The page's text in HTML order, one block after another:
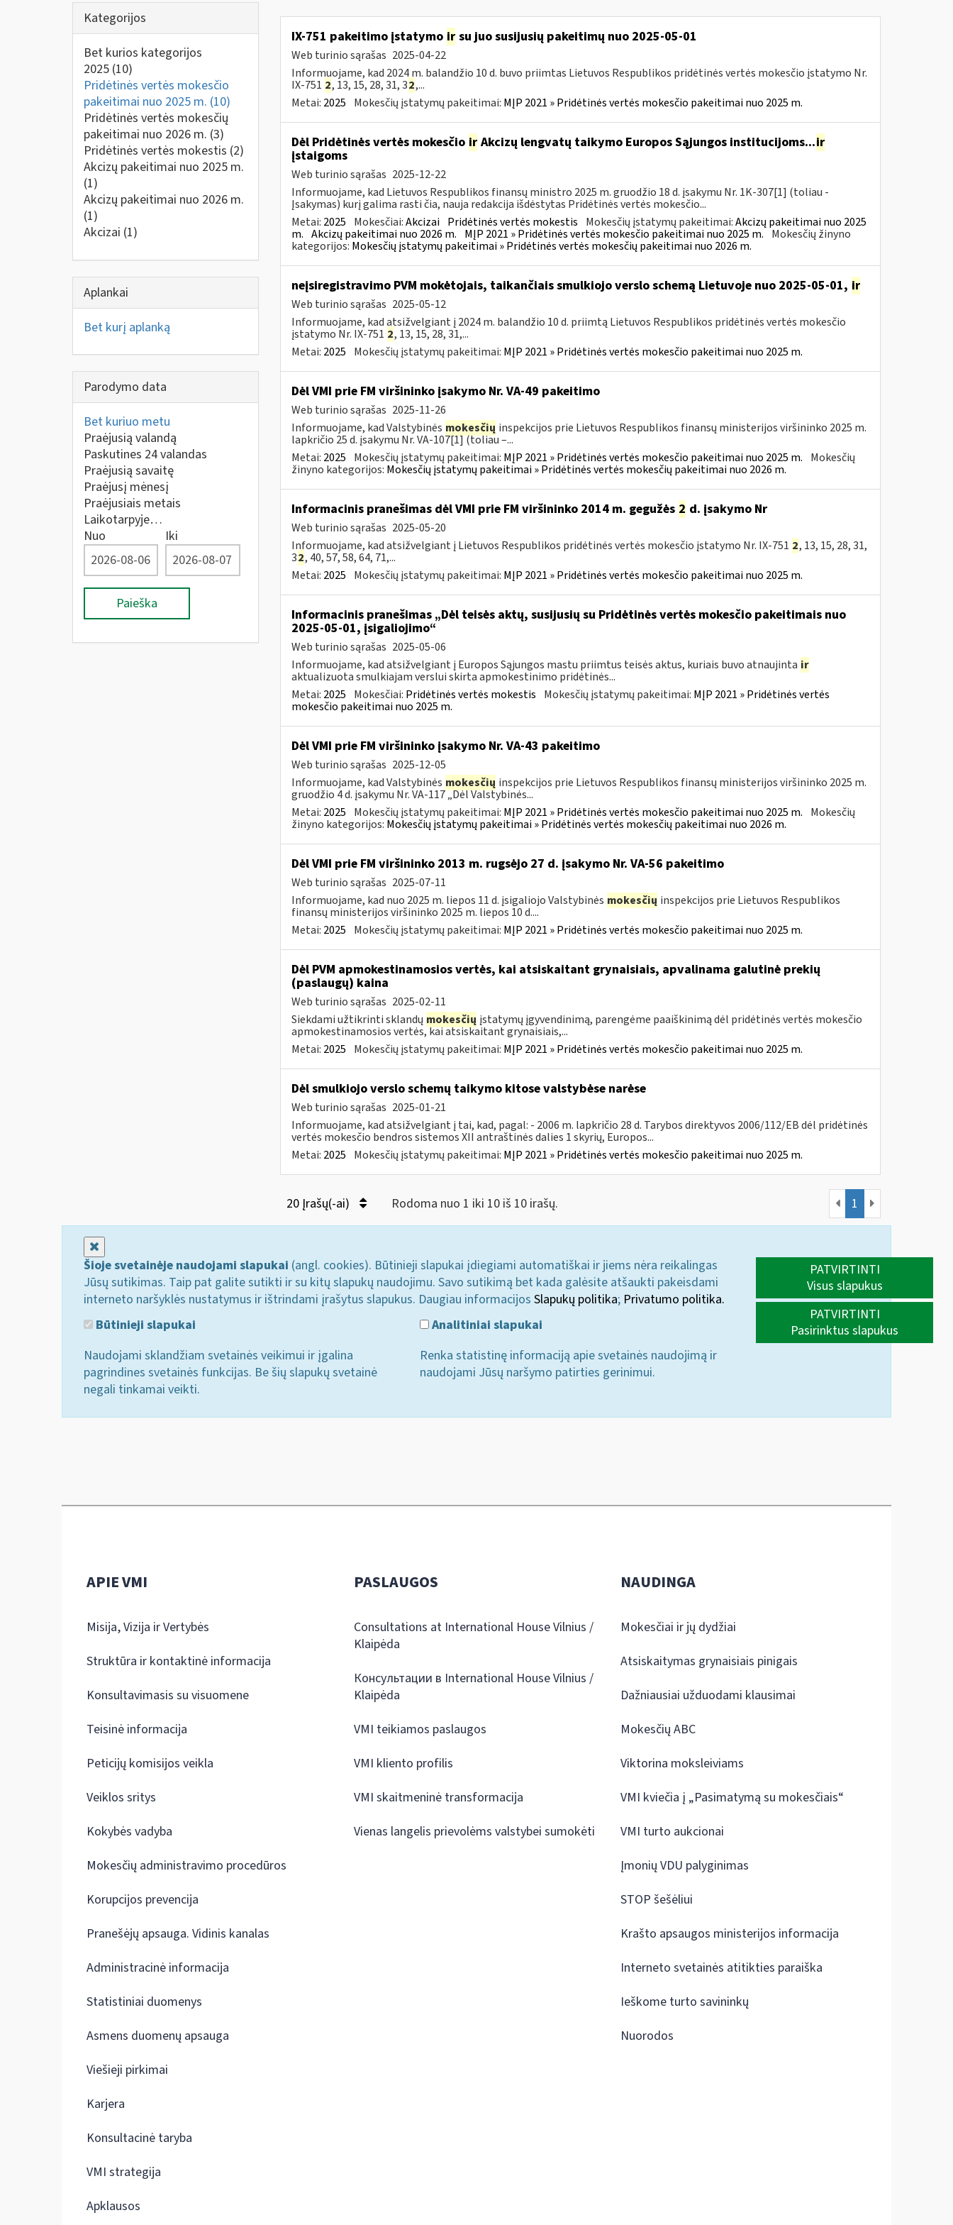
Kategorijos
Bet kurios kategorijos
2025 (10)
Pridėtinės vertės mokesčio
pakeitimai nuo 2025 m. (10)
Pridėtinės vertės mokesčių
pakeitimai nuo 2026 m. (3)
Pridėtinės vertės mokestis (2)
Akcizų pakeitimai nuo 2025 m.
(1)
Akcizų pakeitimai nuo 2026 m.
(1)
Akcizai (1)
Aplankai
Bet kurį aplanką
Parodymo data
Bet kuriuo metu
Praėjusią valandą
Paskutines 24 valandas
Praėjusią savaitę
Praėjusį mėnesį
Praėjusiais metais
Laikotarpyje…
Nuo
Iki
Paieška
IX-751 pakeitimo įstatymo irsu juo susijusių pakeitimų nuo 2025-05-01
Web turinio sąrašas 2025-04-22
Informuojame, kad 2024 m. balandžio 10 d. buvo priimtas Lietuvos Respublikos pridėtinės vertės mokesčio įstatymo Nr.
IX-751 2, 13, 15, 28, 31, 32,...
Metai: 2025 Mokesčių įstatymų pakeitimai: MĮP 2021 » Pridėtinės vertės mokesčio pakeitimai nuo 2025 m.
Dėl Pridėtinės vertės mokesčio irAkcizų lengvatų taikymo Europos Sąjungos institucijoms...ir
įstaigoms
Web turinio sąrašas 2025-12-22
Informuojame, kad Lietuvos Respublikos finansų ministro 2025 m. gruodžio 18 d. įsakymu Nr. 1K-307[1] (toliau -
Įsakymas) kurį galima rasti čia, nauja redakcija išdėstytas Pridėtinės vertės mokesčio...
Metai: 2025 Mokesčiai:Akcizai Pridėtinės vertės mokestis Mokesčių įstatymų pakeitimai:Akcizų pakeitimai nuo 2025
m. Akcizų pakeitimai nuo 2026 m. MĮP 2021 » Pridėtinės vertės mokesčio pakeitimai nuo 2025 m. Mokesčių žinyno
kategorijos: Mokesčių įstatymų pakeitimai » Pridėtinės vertės mokesčių pakeitimai nuo 2026 m.
neįsiregistravimo PVM mokėtojais, taikančiais smulkiojo verslo schemą Lietuvoje nuo 2025-05-01, ir
Web turinio sąrašas 2025-05-12
Informuojame, kad atsižvelgiant į 2024 m. balandžio 10 d. priimtą Lietuvos Respublikos pridėtinės vertės mokesčio
įstatymo Nr. IX-751 2, 13, 15, 28, 31,...
Metai: 2025 Mokesčių įstatymų pakeitimai: MĮP 2021 » Pridėtinės vertės mokesčio pakeitimai nuo 2025 m.
Dėl VMI prie FM viršininko įsakymo Nr. VA-49 pakeitimo
Web turinio sąrašas 2025-11-26
Informuojame, kad Valstybinės mokesčių inspekcijos prie Lietuvos Respublikos finansų ministerijos viršininko 2025 m.
lapkričio 25 d. įsakymu Nr. VA-107[1] (toliau –...
Metai: 2025 Mokesčių įstatymų pakeitimai: MĮP 2021 » Pridėtinės vertės mokesčio pakeitimai nuo 2025 m. Mokesčių
žinyno kategorijos: Mokesčių įstatymų pakeitimai » Pridėtinės vertės mokesčių pakeitimai nuo 2026 m.
Informacinis pranešimas dėl VMI prie FM viršininko 2014 m. gegužės 2 d. įsakymo Nr
Web turinio sąrašas 2025-05-20
Informuojame, kad atsižvelgiant į Lietuvos Respublikos pridėtinės vertės mokesčio įstatymo Nr. IX-751 2, 13, 15, 28, 31,
32, 40, 57, 58, 64, 71,...
Metai: 2025 Mokesčių įstatymų pakeitimai: MĮP 2021 » Pridėtinės vertės mokesčio pakeitimai nuo 2025 m.
Informacinis pranešimas „Dėl teisės aktų, susijusių su Pridėtinės vertės mokesčio pakeitimais nuo
2025-05-01, įsigaliojimo“
Web turinio sąrašas 2025-05-06
Informuojame, kad atsižvelgiant į Europos Sąjungos mastu priimtus teisės aktus, kuriais buvo atnaujinta ir
aktualizuota smulkiajam verslui skirta apmokestinimo pridėtinės...
Metai: 2025 Mokesčiai: Pridėtinės vertės mokestis Mokesčių įstatymų pakeitimai: MĮP 2021 » Pridėtinės vertės
mokesčio pakeitimai nuo 2025 m.
Dėl VMI prie FM viršininko įsakymo Nr. VA-43 pakeitimo
Web turinio sąrašas 2025-12-05
Informuojame, kad Valstybinės mokesčių inspekcijos prie Lietuvos Respublikos finansų ministerijos viršininko 2025 m.
gruodžio 4 d. įsakymu Nr. VA-117 „Dėl Valstybinės...
Metai: 2025 Mokesčių įstatymų pakeitimai: MĮP 2021 » Pridėtinės vertės mokesčio pakeitimai nuo 2025 m. Mokesčių
žinyno kategorijos: Mokesčių įstatymų pakeitimai » Pridėtinės vertės mokesčių pakeitimai nuo 2026 m.
Dėl VMI prie FM viršininko 2013 m. rugsėjo 27 d. įsakymo Nr. VA-56 pakeitimo
Web turinio sąrašas 2025-07-11
Informuojame, kad nuo 2025 m. liepos 11 d. įsigaliojo Valstybinės mokesčių inspekcijos prie Lietuvos Respublikos
finansų ministerijos viršininko 2025 m. liepos 10 d....
Metai: 2025 Mokesčių įstatymų pakeitimai: MĮP 2021 » Pridėtinės vertės mokesčio pakeitimai nuo 2025 m.
Dėl PVM apmokestinamosios vertės, kai atsiskaitant grynaisiais, apvalinama galutinė prekių
(paslaugų) kaina
Web turinio sąrašas 2025-02-11
Siekdami užtikrinti sklandų mokesčių įstatymų įgyvendinimą, parengėme paaiškinimą dėl pridėtinės vertės mokesčio
apmokestinamosios vertės, kai atsiskaitant grynaisiais,...
Metai: 2025 Mokesčių įstatymų pakeitimai: MĮP 2021 » Pridėtinės vertės mokesčio pakeitimai nuo 2025 m.
Dėl smulkiojo verslo schemų taikymo kitose valstybėse narėse
Web turinio sąrašas 2025-01-21
Informuojame, kad atsižvelgiant į tai, kad, pagal: - 2006 m. lapkričio 28 d. Tarybos direktyvos 2006/112/EB dėl pridėtinės
vertės mokesčio bendros sistemos XII antraštinės dalies 1 skyrių, Europos...
Metai: 2025 Mokesčių įstatymų pakeitimai: MĮP 2021 » Pridėtinės vertės mokesčio pakeitimai nuo 2025 m.
20 Įrašų(-ai) Rodoma nuo 1 iki 10 iš 10 irašų. 1
Šioje svetainėje naudojami slapukai (angl. cookies). Būtinieji slapukai įdiegiami automatiškai ir jiems nėra reikalingas
Jūsų sutikimas. Taip pat galite sutikti ir su kitų slapukų naudojimu. Savo sutikimą bet kada galėsite atšaukti pakeisdami
interneto naršyklės nustatymus ir ištrindami įrašytus slapukus. Daugiau informacijos Slapukų politika; Privatumo politika.
Būtinieji slapukai
Naudojami sklandžiam svetainės veikimui ir įgalina
pagrindines svetainės funkcijas. Be šių slapukų svetainė
negali tinkamai veikti.
Analitiniai slapukai
Renka statistinę informaciją apie svetainės naudojimą ir
naudojami Jūsų naršymo patirties gerinimui.
PATVIRTINTI
Visus slapukus
PATVIRTINTI
Pasirinktus slapukus
APIE VMI
Misija, Vizija ir Vertybės
Struktūra ir kontaktinė informacija
Konsultavimasis su visuomene
Teisinė informacija
Peticijų komisijos veikla
Veiklos sritys
Kokybės vadyba
Mokesčių administravimo procedūros
Korupcijos prevencija
Pranešėjų apsauga. Vidinis kanalas
Administracinė informacija
Statistiniai duomenys
Asmens duomenų apsauga
Viešieji pirkimai
Karjera
Konsultacinė taryba
VMI strategija
Apklausos
PASLAUGOS
Consultations at International House Vilnius /
Klaipėda
Консультации в International House Vilnius /
Klaipėda
VMI teikiamos paslaugos
VMI kliento profilis
VMI skaitmeninė transformacija
Vienas langelis prievolėms valstybei sumokėti
NAUDINGA
Mokesčiai ir jų dydžiai
Atsiskaitymas grynaisiais pinigais
Dažniausiai užduodami klausimai
Mokesčių ABC
Viktorina moksleiviams
VMI kviečia į „Pasimatymą su mokesčiais“
VMI turto aukcionai
Įmonių VDU palyginimas
STOP šešėliui
Krašto apsaugos ministerijos informacija
Interneto svetainės atitikties paraiška
Ieškome turto savininkų
Nuorodos